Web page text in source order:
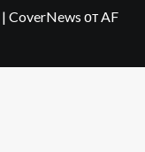
| CoverNews от AF